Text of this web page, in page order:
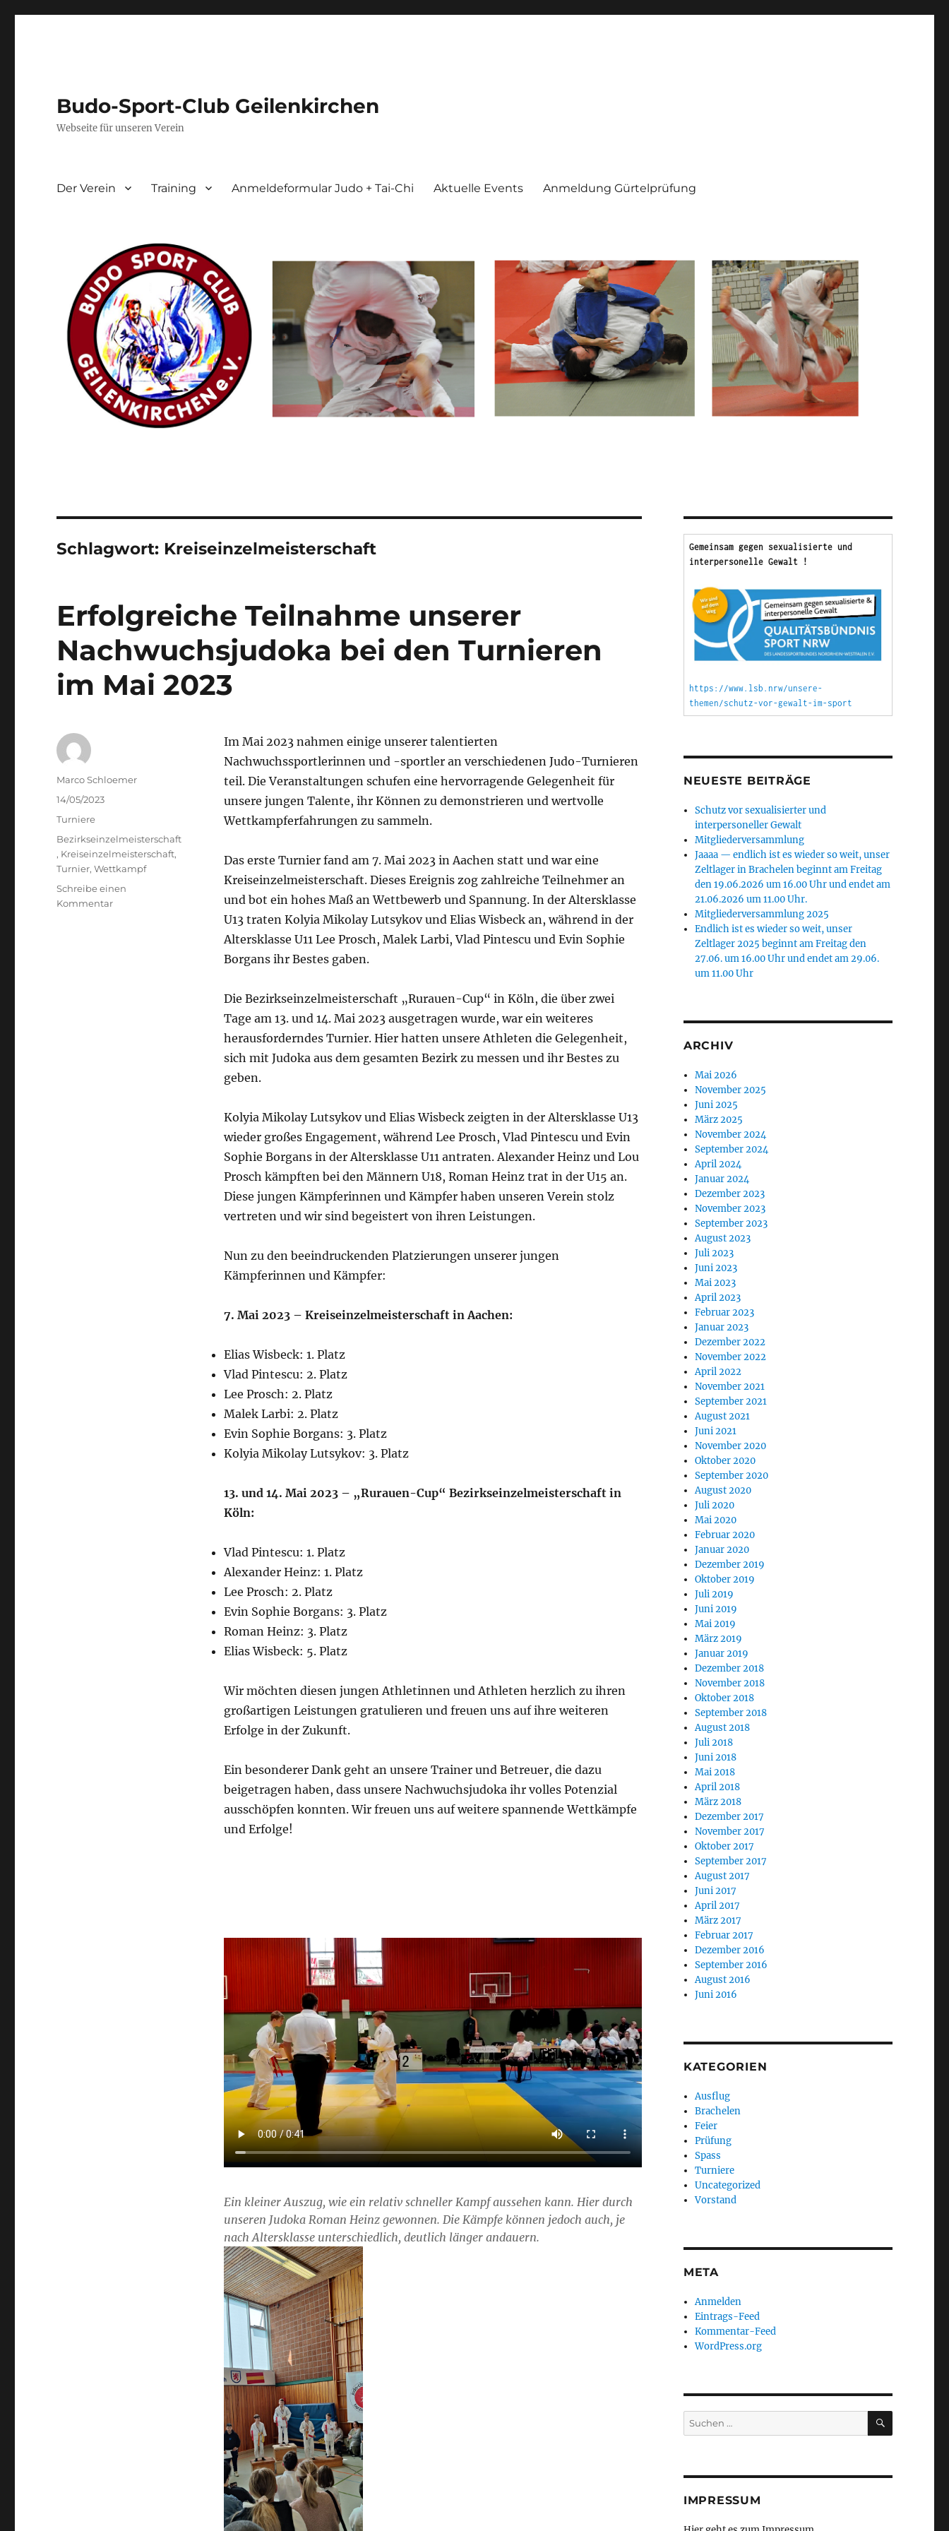
Budo-Sport-Club Geilenkirchen
Webseite für unseren Verein
Der Verein Training Anmeldeformular Judo + Tai-Chi Aktuelle Events Anmeldung Gürtelprüfung
Schlagwort: Kreiseinzelmeisterschaft
Erfolgreiche Teilnahme unserer
Nachwuchsjudoka bei den Turnieren
im Mai 2023
Im Mai 2023 nahmen einige unserer talentierten
Nachwuchssportlerinnen und -sportler an verschiedenen Judo-Turnieren
teil. Die Veranstaltungen schufen eine hervorragende Gelegenheit für
unsere jungen Talente, ihr Können zu demonstrieren und wertvolle
Wettkampferfahrungen zu sammeln.
Das erste Turnier fand am 7. Mai 2023 in Aachen statt und war eine
Kreiseinzelmeisterschaft. Dieses Ereignis zog zahlreiche Teilnehmer an
und bot ein hohes Maß an Wettbewerb und Spannung. In der Altersklasse
U13 traten Kolyia Mikolay Lutsykov und Elias Wisbeck an, während in der
Altersklasse U11 Lee Prosch, Malek Larbi, Vlad Pintescu und Evin Sophie
Borgans ihr Bestes gaben.
Die Bezirkseinzelmeisterschaft „Rurauen-Cup“ in Köln, die über zwei
Tage am 13. und 14. Mai 2023 ausgetragen wurde, war ein weiteres
herausforderndes Turnier. Hier hatten unsere Athleten die Gelegenheit,
sich mit Judoka aus dem gesamten Bezirk zu messen und ihr Bestes zu
geben.
Kolyia Mikolay Lutsykov und Elias Wisbeck zeigten in der Altersklasse U13
wieder großes Engagement, während Lee Prosch, Vlad Pintescu und Evin
Sophie Borgans in der Altersklasse U11 antraten. Alexander Heinz und Lou
Prosch kämpften bei den Männern U18, Roman Heinz trat in der U15 an.
Diese jungen Kämpferinnen und Kämpfer haben unseren Verein stolz
vertreten und wir sind begeistert von ihren Leistungen.
Nun zu den beeindruckenden Platzierungen unserer jungen
Kämpferinnen und Kämpfer:
7. Mai 2023 – Kreiseinzelmeisterschaft in Aachen:
Elias Wisbeck: 1. Platz
Vlad Pintescu: 2. Platz
Lee Prosch: 2. Platz
Malek Larbi: 2. Platz
Evin Sophie Borgans: 3. Platz
Kolyia Mikolay Lutsykov: 3. Platz
13. und 14. Mai 2023 – „Rurauen-Cup“ Bezirkseinzelmeisterschaft in
Köln:
Vlad Pintescu: 1. Platz
Alexander Heinz: 1. Platz
Lee Prosch: 2. Platz
Evin Sophie Borgans: 3. Platz
Roman Heinz: 3. Platz
Elias Wisbeck: 5. Platz
Wir möchten diesen jungen Athletinnen und Athleten herzlich zu ihren
großartigen Leistungen gratulieren und freuen uns auf ihre weiteren
Erfolge in der Zukunft.
Ein besonderer Dank geht an unsere Trainer und Betreuer, die dazu
beigetragen haben, dass unsere Nachwuchsjudoka ihr volles Potenzial
ausschöpfen konnten. Wir freuen uns auf weitere spannende Wettkämpfe
und Erfolge!
Ein kleiner Auszug, wie ein relativ schneller Kampf aussehen kann. Hier durch
unseren Judoka Roman Heinz gewonnen. Die Kämpfe können jedoch auch, je
nach Altersklasse unterschiedlich, deutlich länger andauern.
Autor
Marco Schloemer
Veröffentlicht
14/05/2023
Kategorien
Turniere
Schlagwörter
Bezirkseinzelmeisterschaft
, Kreiseinzelmeisterschaft,
Turnier,Wettkampf
Schreibe einen
Kommentarzu
Gemeinsam gegen sexualisierte und
interpersonelle Gewalt !
https://www.lsb.nrw/unsere-
themen/schutz-vor-gewalt-im-sport
NEUESTE BEITRÄGE
Schutz vor sexualisierter und
interpersoneller Gewalt
Mitgliederversammlung
Jaaaa — endlich ist es wieder so weit, unser
Zeltlager in Brachelen beginnt am Freitag
den 19.06.2026 um 16.00 Uhr und endet am
21.06.2026 um 11.00 Uhr.
Mitgliederversammlung 2025
Endlich ist es wieder so weit, unser
Zeltlager 2025 beginnt am Freitag den
27.06. um 16.00 Uhr und endet am 29.06.
um 11.00 Uhr
ARCHIV
Mai 2026
November 2025
Juni 2025
März 2025
November 2024
September 2024
April 2024
Januar 2024
Dezember 2023
November 2023
September 2023
August 2023
Juli 2023
Juni 2023
Mai 2023
April 2023
Februar 2023
Januar 2023
Dezember 2022
November 2022
April 2022
November 2021
September 2021
August 2021
Juni 2021
November 2020
Oktober 2020
September 2020
August 2020
Juli 2020
Mai 2020
Februar 2020
Januar 2020
Dezember 2019
Oktober 2019
Juli 2019
Juni 2019
Mai 2019
März 2019
Januar 2019
Dezember 2018
November 2018
Oktober 2018
September 2018
August 2018
Juli 2018
Juni 2018
Mai 2018
April 2018
März 2018
Dezember 2017
November 2017
Oktober 2017
September 2017
August 2017
Juni 2017
April 2017
März 2017
Februar 2017
Dezember 2016
September 2016
August 2016
Juni 2016
KATEGORIEN
Ausflug
Brachelen
Feier
Prüfung
Spass
Turniere
Uncategorized
Vorstand
META
Anmelden
Eintrags-Feed
Kommentar-Feed
WordPress.org
Suchen
nach:
SUCHEN
IMPRESSUM